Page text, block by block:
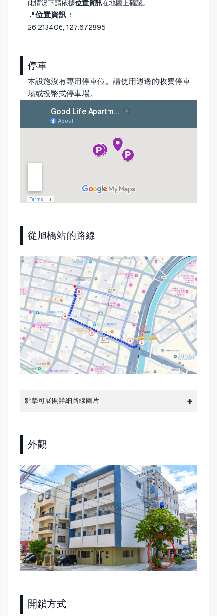
此情況下請依據位置資訊在地圖上確認。
📍位置資訊：
26.213406, 127.672895
停車
本設施沒有專用停車位。請使用週邊的收費停車
場或投幣式停車場。
從旭橋站的路線
點擊可展開詳細路線圖片
外觀
開鎖方式